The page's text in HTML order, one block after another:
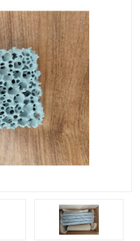
挡渣棉
避脏网